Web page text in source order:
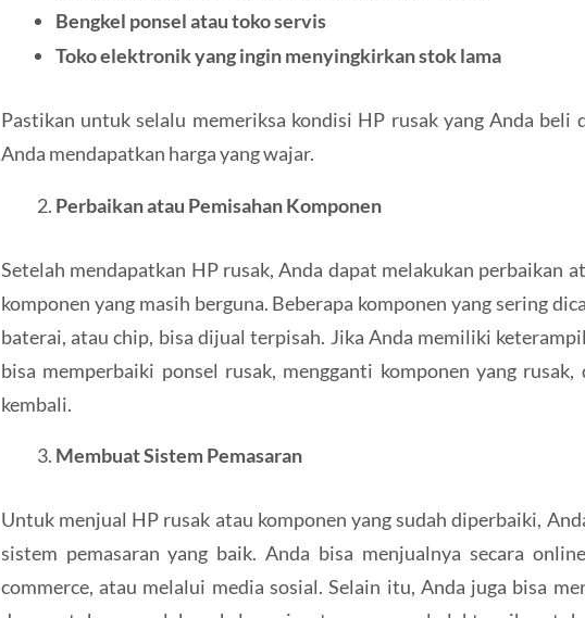
Bengkel ponsel atau toko servis
Toko elektronik yang ingin menyingkirkan stok lama
Pastikan untuk selalu memeriksa kondisi HP rusak yang Anda beli
Anda mendapatkan harga yang wajar.
Perbaikan atau Pemisahan Komponen
Setelah mendapatkan HP rusak, Anda dapat melakukan perbaikan
komponen yang masih berguna. Beberapa komponen yang sering
baterai, atau chip, bisa dijual terpisah. Jika Anda memiliki
bisa memperbaiki ponsel rusak, mengganti komponen yang rusak,
kembali.
Membuat Sistem Pemasaran
Untuk menjual HP rusak atau komponen yang sudah diperbaiki,
sistem pemasaran yang baik. Anda bisa menjualnya secara
commerce, atau melalui media sosial. Selain itu, Anda juga bisa